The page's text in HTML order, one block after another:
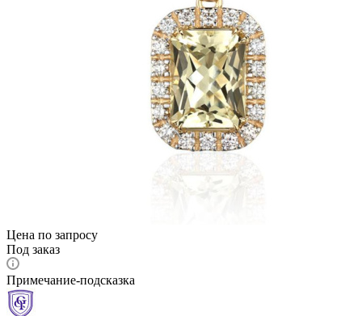
Цена по запросу
Под заказ
Примечание-подсказка